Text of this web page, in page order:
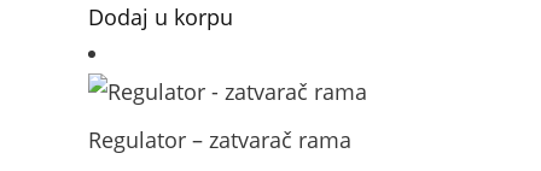
Dodaj u korpu
Regulator – zatvarač rama